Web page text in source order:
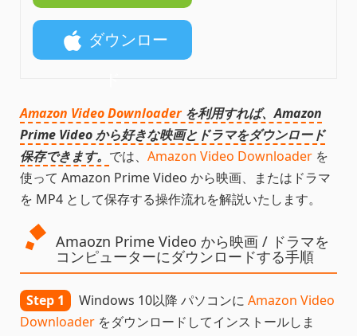
ダウンロー
Amazon Video Downloaderを利用すれば、Amazon
Prime Video から好きな映画とドラマをダウンロード
保存できます。 では、 Amazon Video Downloader を
使って Amazon Prime Video から映画、またはドラマ
を MP4 として保存する操作流れを解説いたします。
Amaozn Prime Video から映画 / ドラマを
コンピューターにダウンロードする手順
Step 1 Windows 10以降 パソコンに Amazon Video
Downloader をダウンロードしてインストールしま